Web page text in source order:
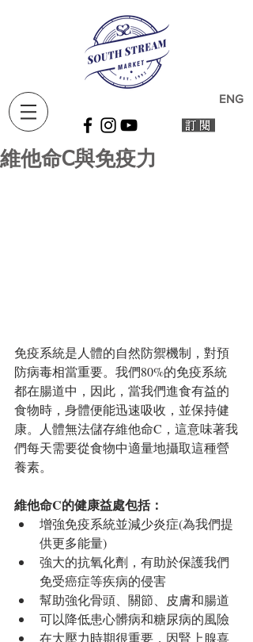
ENG
維他命C與免疫力
免疫系統是人體的自然防禦機制，對預
防病毒相當重要。我們80%的免疫系統
都在腸道中，因此，當我們進食有益的
食物時，身體便能迅速吸收，並保持健
康。人體無法儲存維他命C，這意味著我
們每天需要從食物中適量地攝取這種營
養素。
維他命C的健康益處包括：
增強免疫系統並減少炎症(為我們提
供更多能量)
強大的抗氧化劑，有助於保護我們
免受癌症等疾病的侵害
幫助強化骨頭、關節、皮膚和腸道
可以降低患心髒病和糖尿病的風險
在大壓力時期很重要，因腎上腺喜